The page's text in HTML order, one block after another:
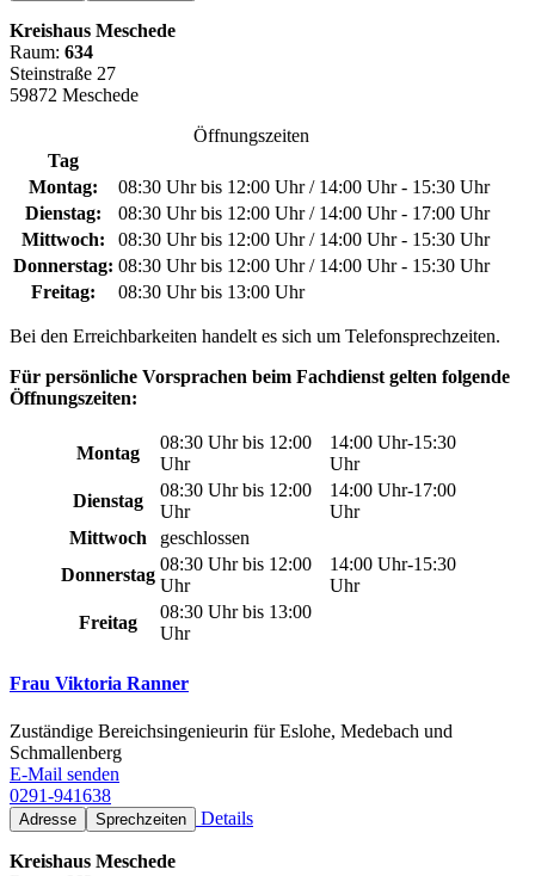
Kreishaus Meschede
Raum: 634
Steinstraße 27
59872 Meschede
Öffnungszeiten
Tag
Montag:
08:30 Uhr bis 12:00 Uhr / 14:00 Uhr - 15:30 Uhr
Dienstag:
08:30 Uhr bis 12:00 Uhr / 14:00 Uhr - 17:00 Uhr
Mittwoch:
08:30 Uhr bis 12:00 Uhr / 14:00 Uhr - 15:30 Uhr
Donnerstag: 08:30 Uhr bis 12:00 Uhr / 14:00 Uhr - 15:30 Uhr
Freitag:
08:30 Uhr bis 13:00 Uhr
Bei den Erreichbarkeiten handelt es sich um Telefonsprechzeiten.
Für persönliche Vorsprachen beim Fachdienst gelten folgende
Öffnungszeiten:
Montag
08:30 Uhr bis 12:00
Uhr
14:00 Uhr-15:30
Uhr
Dienstag
08:30 Uhr bis 12:00
Uhr
14:00 Uhr-17:00
Uhr
Mittwoch
geschlossen
Donnerstag
08:30 Uhr bis 12:00
Uhr
14:00 Uhr-15:30
Uhr
Freitag
08:30 Uhr bis 13:00
Uhr
Frau Viktoria Ranner
Zuständige Bereichsingenieurin für Eslohe, Medebach und
Schmallenberg
E-Mail senden
0291-941638
Adresse Sprechzeiten Details
Kreishaus Meschede